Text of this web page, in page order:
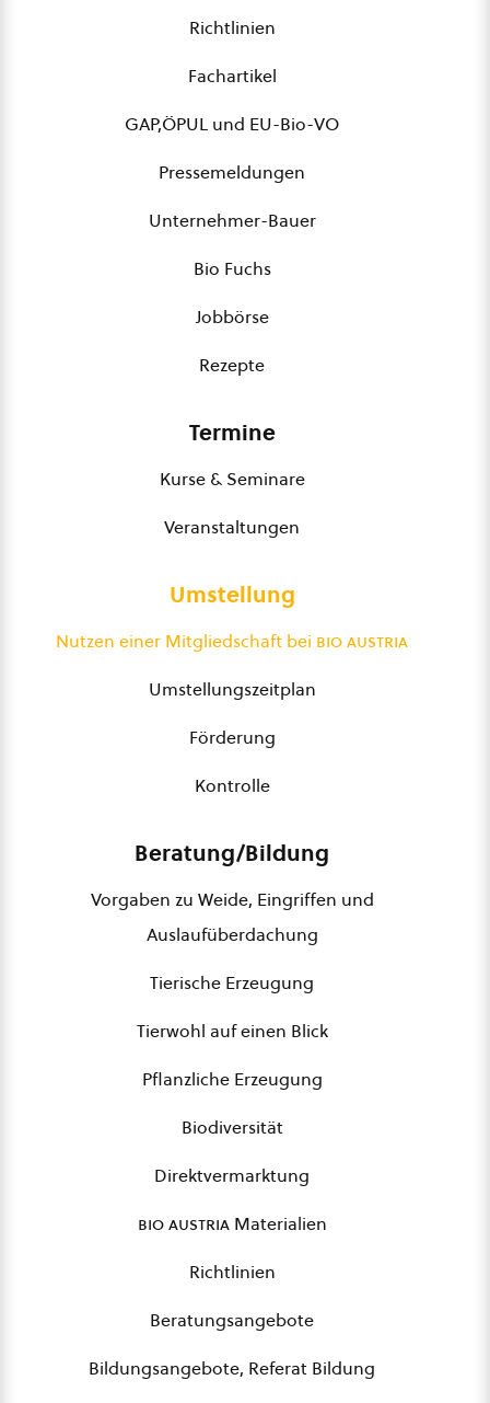
Richtlinien
Fachartikel
GAP,ÖPUL und EU-Bio-VO
Pressemeldungen
Unternehmer-Bauer
Bio Fuchs
Jobbörse
Rezepte
Termine
Kurse & Seminare
Veranstaltungen
Umstellung
Nutzen einer Mitgliedschaft bei bio austria
Umstellungszeitplan
Förderung
Kontrolle
Beratung/Bildung
Vorgaben zu Weide, Eingriffen und
Auslaufüberdachung
Tierische Erzeugung
Tierwohl auf einen Blick
Pflanzliche Erzeugung
Biodiversität
Direktvermarktung
bio austriaMaterialien
Richtlinien
Beratungsangebote
Bildungsangebote, Referat Bildung